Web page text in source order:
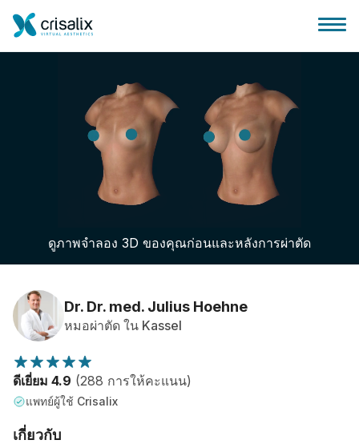
บ้านของหมอผ่าตัด
แพลตฟอร์มธุรกิจ 3D
แผน
ความคิดเห็นของคนไข้
ดูภาพจำลอง 3D ของคุณก่อนและหลังการผ่าตัด
Dr. Dr. med. Julius Hoehne
หมอผ่าตัด ใน Kassel
ดีเยี่ยม 4.9 (288 การให้คะแนน)
แพทย์ผู้ใช้ Crisalix
เกี่ยวกับ